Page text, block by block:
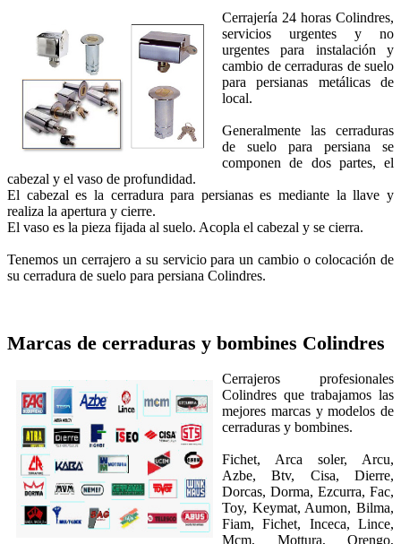
Cerrajería 24 horas Colindres,
servicios urgentes y no
urgentes para instalación y
cambio de cerraduras de suelo
para persianas metálicas de
local.
Generalmente las cerraduras
de suelo para persiana se
componen de dos partes, el
cabezal y el vaso de profundidad.
El cabezal es la cerradura para persianas es mediante la llave y
realiza la apertura y cierre.
El vaso es la pieza fijada al suelo. Acopla el cabezal y se cierra.
Tenemos un cerrajero a su servicio para un cambio o colocación de
su cerradura de suelo para persiana Colindres.
Marcas de cerraduras y bombines Colindres
Cerrajeros profesionales
Colindres que trabajamos las
mejores marcas y modelos de
cerraduras y bombines.
Fichet, Arca soler, Arcu,
Azbe, Btv, Cisa, Dierre,
Dorcas, Dorma, Ezcurra, Fac,
Toy, Keymat, Aumon, Bilma,
Fiam, Fichet, Inceca, Lince,
Mcm, Mottura, Orengo,